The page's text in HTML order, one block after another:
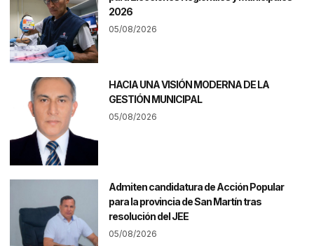
2026
05/08/2026
HACIA UNA VISIÓN MODERNA DE LA
GESTIÓN MUNICIPAL
05/08/2026
Admiten candidatura de Acción Popular
para la provincia de San Martín tras
resolución del JEE
05/08/2026